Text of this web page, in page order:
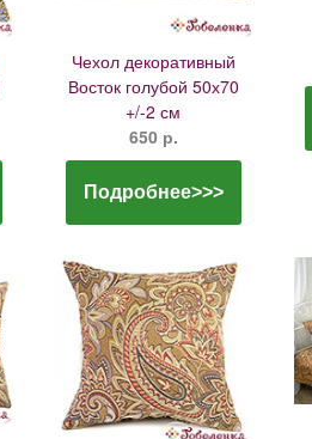
Чехол декоративный
Восток голубой 50х70
+/-2 см
650 р.
Подробнее>>>